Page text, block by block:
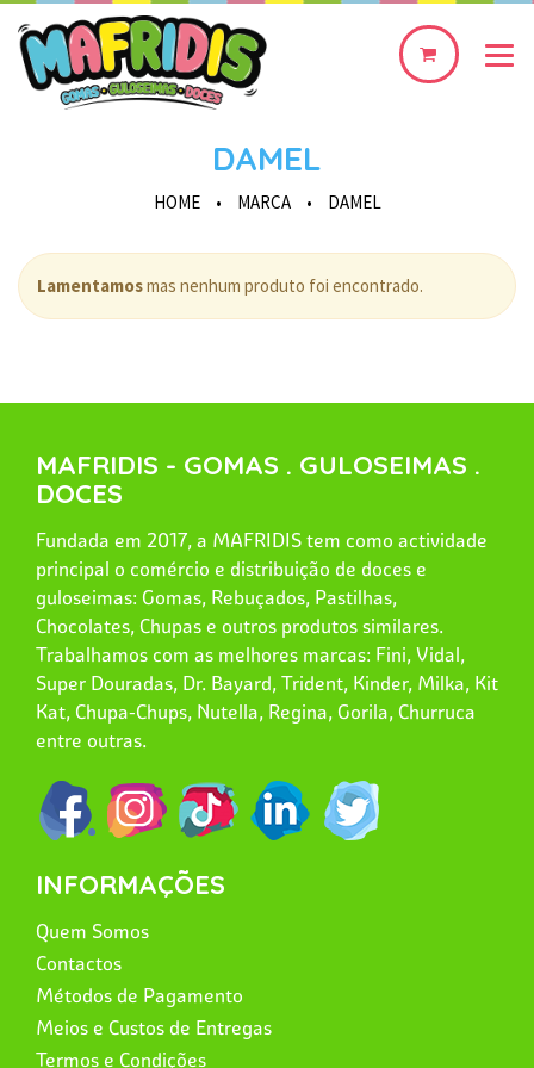
0
DAMEL
HOME • MARCA • DAMEL
Lamentamosmas nenhum produto foi encontrado.
MAFRIDIS - GOMAS . GULOSEIMAS .
DOCES
Fundada em 2017, a MAFRIDIS tem como actividade
principal o comércio e distribuição de doces e
guloseimas: Gomas, Rebuçados, Pastilhas,
Chocolates, Chupas e outros produtos similares.
Trabalhamos com as melhores marcas: Fini, Vidal,
Super Douradas, Dr. Bayard, Trident, Kinder, Milka, Kit
Kat, Chupa-Chups, Nutella, Regina, Gorila, Churruca
entre outras.
INFORMAÇÕES
Quem Somos
Contactos
Métodos de Pagamento
Meios e Custos de Entregas
Termos e Condições